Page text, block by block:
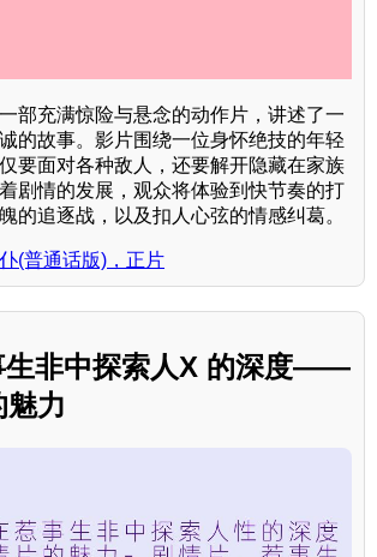
部充满惊险与悬念的动作片，讲述了一
的故事。影片围绕一位身怀绝技的年轻
要面对各种敌人，还要解开隐藏在家族
剧情的发展，观众将体验到快节奏的打
的追逐战，以及扣人心弦的情感纠葛。
(普通话版)，正片
生非中探索人X 的深度——
力